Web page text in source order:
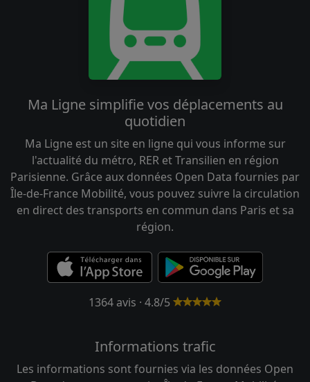
Ma Ligne simplifie vos déplacements au
quotidien
Ma Ligne est un site en ligne qui vous informe sur
l'actualité du métro, RER et Transilien en région
Parisienne. Grâce aux données Open Data fournies par
Île-de-France Mobilité, vous pouvez suivre la circulation
en direct des transports en commun dans Paris et sa
région.
1364 avis · 4.8/5
Informations trafic
Les informations sont fournies via les données Open